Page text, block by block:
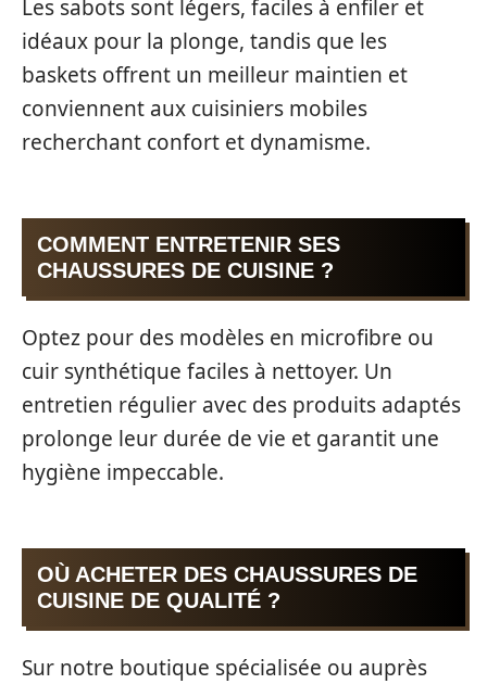
Les sabots sont légers, faciles à enfiler et
idéaux pour la plonge, tandis que les
baskets offrent un meilleur maintien et
conviennent aux cuisiniers mobiles
recherchant confort et dynamisme.
COMMENT ENTRETENIR SES
CHAUSSURES DE CUISINE ?
Optez pour des modèles en microfibre ou
cuir synthétique faciles à nettoyer. Un
entretien régulier avec des produits adaptés
prolonge leur durée de vie et garantit une
hygiène impeccable.
OÙ ACHETER DES CHAUSSURES DE
CUISINE DE QUALITÉ ?
Sur notre boutique spécialisée ou auprès